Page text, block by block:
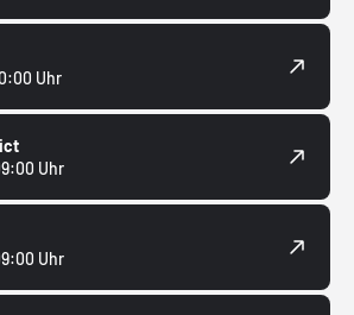
Uhr
Uhr
Uhr